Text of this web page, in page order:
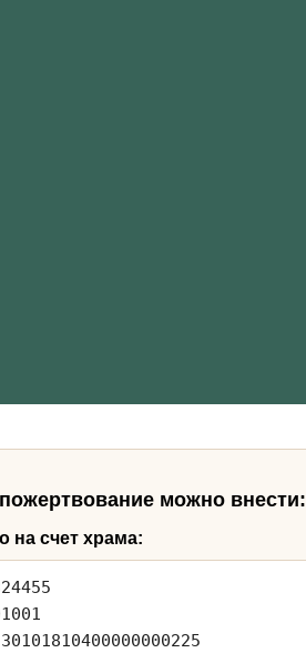
можно внести:
на счет храма:
30101810400000000225